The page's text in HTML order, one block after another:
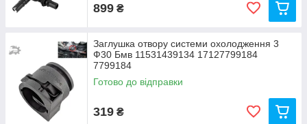
899 ₴
Заглушка отвору системи охолодження 3
Ф30 Бмв 11531439134 17127799184
7799184
Готово до відправки
319 ₴